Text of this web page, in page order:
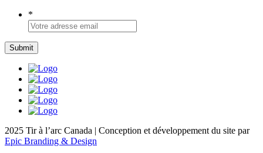
*
2025 Tir à l’arc Canada | Conception et développement du site par
Epic Branding & Design